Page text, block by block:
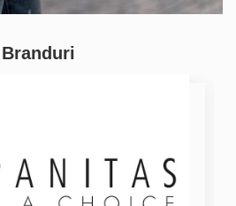
Branduri